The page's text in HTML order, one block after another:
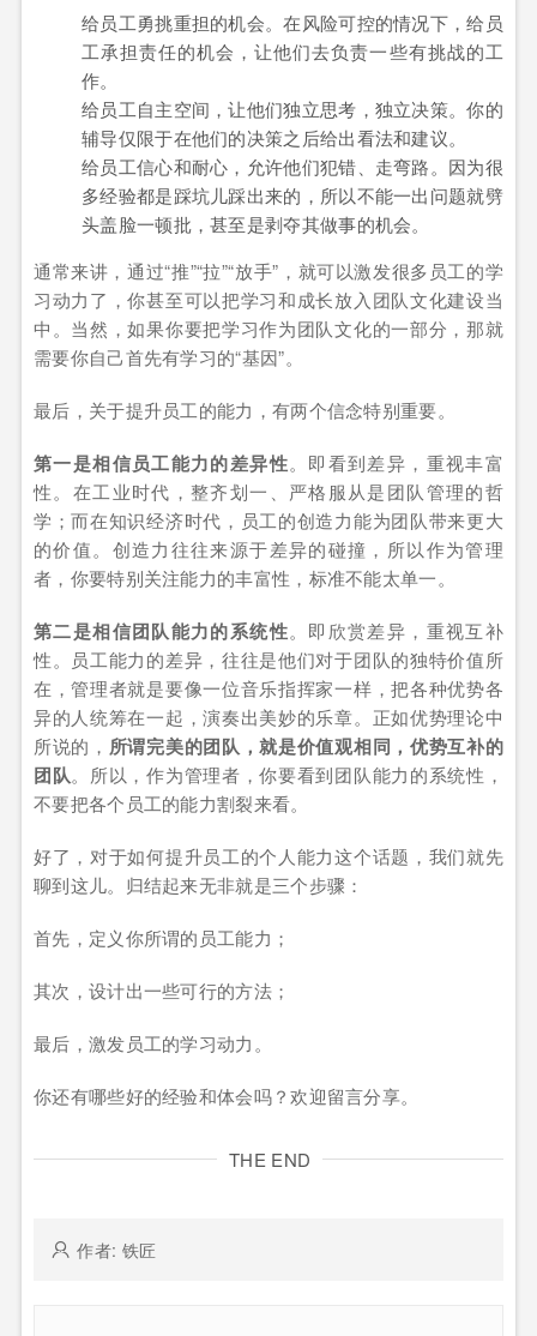
给员工勇挑重担的机会。在风险可控的情况下，给员
工承担责任的机会，让他们去负责一些有挑战的工
作。
给员工自主空间，让他们独立思考，独立决策。你的
辅导仅限于在他们的决策之后给出看法和建议。
给员工信心和耐心，允许他们犯错、走弯路。因为很
多经验都是踩坑儿踩出来的，所以不能一出问题就劈
头盖脸一顿批，甚至是剥夺其做事的机会。
通常来讲，通过“推”“拉”“放手”，就可以激发很多员工的学
习动力了，你甚至可以把学习和成长放入团队文化建设当
中。当然，如果你要把学习作为团队文化的一部分，那就
需要你自己首先有学习的“基因”。
最后，关于提升员工的能力，有两个信念特别重要。
第一是相信员工能力的差异性。即看到差异，重视丰富
性。在工业时代，整齐划一、严格服从是团队管理的哲
学；而在知识经济时代，员工的创造力能为团队带来更大
的价值。创造力往往来源于差异的碰撞，所以作为管理
者，你要特别关注能力的丰富性，标准不能太单一。
第二是相信团队能力的系统性。即欣赏差异，重视互补
性。员工能力的差异，往往是他们对于团队的独特价值所
在，管理者就是要像一位音乐指挥家一样，把各种优势各
异的人统筹在一起，演奏出美妙的乐章。正如优势理论中
所说的， 所谓完美的团队，就是价值观相同，优势互补的
团队。所以，作为管理者，你要看到团队能力的系统性，
不要把各个员工的能力割裂来看。
好了，对于如何提升员工的个人能力这个话题，我们就先
聊到这儿。归结起来无非就是三个步骤：
首先，定义你所谓的员工能力；
其次，设计出一些可行的方法；
最后，激发员工的学习动力。
你还有哪些好的经验和体会吗？欢迎留言分享。
THE END
作者: 铁匠